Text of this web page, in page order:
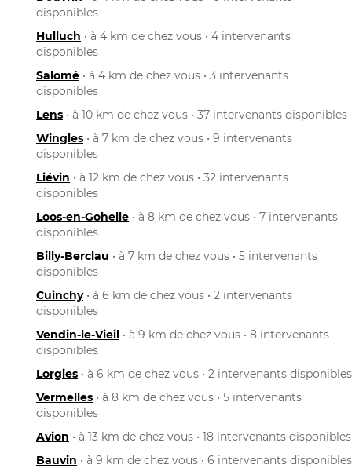
disponibles
Hulluch • à 4 km de chez vous • 4 intervenants
disponibles
Salomé • à 4 km de chez vous • 3 intervenants
disponibles
Lens • à 10 km de chez vous • 37 intervenants disponibles
Wingles • à 7 km de chez vous • 9 intervenants
disponibles
Liévin • à 12 km de chez vous • 32 intervenants
disponibles
Loos-en-Gohelle • à 8 km de chez vous • 7 intervenants
disponibles
Billy-Berclau • à 7 km de chez vous • 5 intervenants
disponibles
Cuinchy• à 6 km de chez vous • 2 intervenants
disponibles
Vendin-le-Vieil • à 9 km de chez vous • 8 intervenants
disponibles
Lorgies • à 6 km de chez vous • 2 intervenants disponibles
Vermelles • à 8 km de chez vous • 5 intervenants
disponibles
Avion • à 13 km de chez vous • 18 intervenants disponibles
Bauvin • à 9 km de chez vous • 6 intervenants disponibles